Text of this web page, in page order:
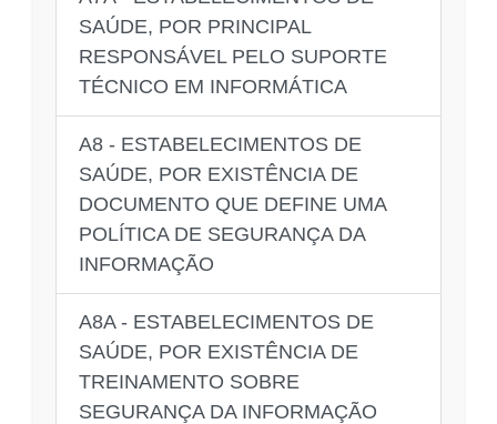
SAÚDE, POR PRINCIPAL
RESPONSÁVEL PELO SUPORTE
TÉCNICO EM INFORMÁTICA
A8 - ESTABELECIMENTOS DE
SAÚDE, POR EXISTÊNCIA DE
DOCUMENTO QUE DEFINE UMA
POLÍTICA DE SEGURANÇA DA
INFORMAÇÃO
A8A - ESTABELECIMENTOS DE
SAÚDE, POR EXISTÊNCIA DE
TREINAMENTO SOBRE
SEGURANÇA DA INFORMAÇÃO